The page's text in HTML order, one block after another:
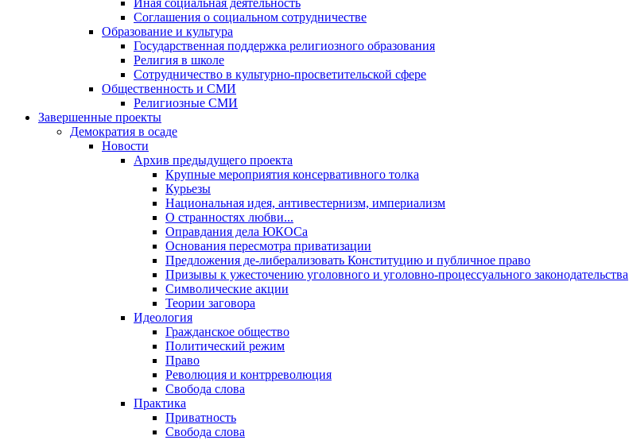
Иная социальная деятельность
Соглашения о социальном сотрудничестве
Образование и культура
Государственная поддержка религиозного образования
Религия в школе
Сотрудничество в культурно-просветительской сфере
Общественность и СМИ
Религиозные СМИ
Завершенные проекты
Демократия в осаде
Новости
Архив предыдущего проекта
Крупные мероприятия консервативного толка
Курьезы
Национальная идея, антивестернизм, империализм
О странностях любви...
Оправдания дела ЮКОСа
Основания пересмотра приватизации
Предложения де-либерализовать Конституцию и публичное право
Призывы к ужесточению уголовного и уголовно-процессуального законодательства
Символические акции
Теории заговора
Идеология
Гражданское общество
Политический режим
Право
Революция и контрреволюция
Свобода слова
Практика
Приватность
Свобода слова